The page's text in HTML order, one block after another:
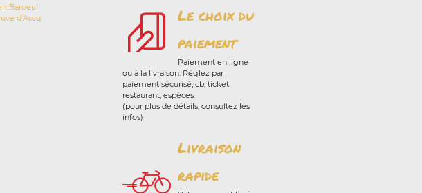
Baroeul
d'Ascq
Le choix du
paiement
Paiement en ligne
ou à la livraison. Réglez par
paiement sécurisé, cb, ticket
restaurant, espèces.
(pour plus de détails, consultez les
infos)
Livraison
rapide